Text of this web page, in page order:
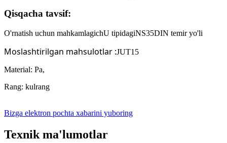
Qisqacha tavsif:
O'rnatish uchun mahkamlagichU tipidagiNS35DIN temir yo'li
Moslashtirilgan mahsulotlar :JUT15
Material: Pa,
Rang: kulrang
Bizga elektron pochta xabarini yuboring
Texnik ma'lumotlar